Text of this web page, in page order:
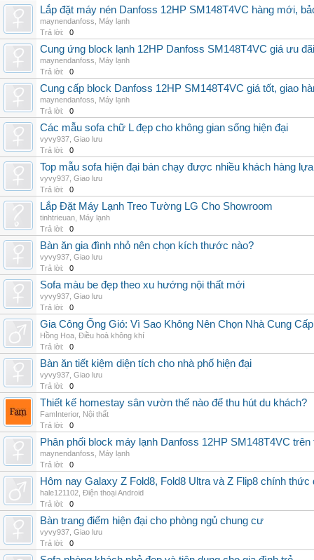
Lắp đặt máy nén Danfoss 12HP SM148T4VC hàng mới,
maynendanfoss
Máy lạnh
Trả lời:
0
Cung ứng block lạnh 12HP Danfoss SM148T4VC giá ưu
maynendanfoss
Máy lạnh
Trả lời:
0
Cung cấp block Danfoss 12HP SM148T4VC giá tốt, giao
maynendanfoss
Máy lạnh
Trả lời:
0
Các mẫu sofa chữ L đẹp cho không gian sống hiện đại
vyvy937 Giao lưu
Trả lời:
0
Top mẫu sofa hiện đại bán chạy được nhiều khách hàng
vyvy937 Giao lưu
Trả lời:
0
Lắp Đặt Máy Lạnh Treo Tường LG Cho Showroom
tinhtrieuan Máy lạnh
Trả lời:
0
Bàn ăn gia đình nhỏ nên chọn kích thước nào?
vyvy937 Giao lưu
Trả lời:
0
Sofa màu be đẹp theo xu hướng nội thất mới
vyvy937 Giao lưu
Trả lời:
0
Gia Công Ống Gió: Vì Sao Không Nên Chọn Nhà Cung
Hồng Hoa Điều hoà không khí
Trả lời:
0
Bàn ăn tiết kiệm diện tích cho nhà phố hiện đại
vyvy937 Giao lưu
Trả lời:
0
Thiết kế homestay sân vườn thế nào để thu hút du khách?
FamInterior, Nội thất
Trả lời:
0
Phân phối block máy lạnh Danfoss 12HP SM148T4VC
maynendanfoss
Máy lạnh
Trả lời:
0
Hôm nay Galaxy Z Fold8, Fold8 Ultra và Z Flip8 chính
hale121102 Điện thoại Android
Trả lời:
0
Bàn trang điểm hiện đại cho phòng ngủ chung cư
vyvy937 Giao lưu
Trả lời:
0